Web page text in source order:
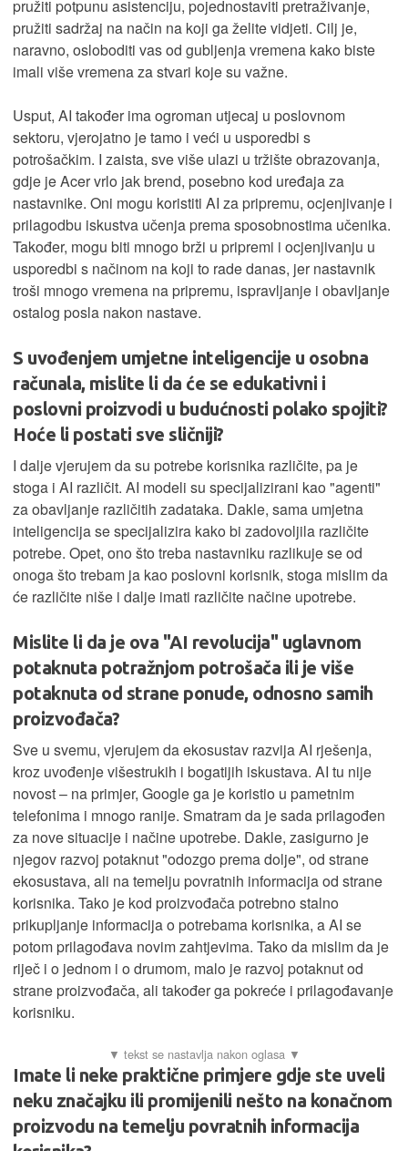
pružiti potpunu asistenciju, pojednostaviti pretraživanje,
pružiti sadržaj na način na koji ga želite vidjeti. Cilj je,
naravno, osloboditi vas od gubljenja vremena kako biste
imali više vremena za stvari koje su važne.
Usput, AI također ima ogroman utjecaj u poslovnom
sektoru, vjerojatno je tamo i veći u usporedbi s
potrošačkim. I zaista, sve više ulazi u tržište obrazovanja,
gdje je Acer vrlo jak brend, posebno kod uređaja za
nastavnike. Oni mogu koristiti AI za pripremu, ocjenjivanje i
prilagodbu iskustva učenja prema sposobnostima učenika.
Također, mogu biti mnogo brži u pripremi i ocjenjivanju u
usporedbi s načinom na koji to rade danas, jer nastavnik
troši mnogo vremena na pripremu, ispravljanje i obavljanje
ostalog posla nakon nastave.
S uvođenjem umjetne inteligencije u osobna
računala, mislite li da će se edukativni i
poslovni proizvodi u budućnosti polako spojiti?
Hoće li postati sve sličniji?
I dalje vjerujem da su potrebe korisnika različite, pa je
stoga i AI različit. AI modeli su specijalizirani kao "agenti"
za obavljanje različitih zadataka. Dakle, sama umjetna
inteligencija se specijalizira kako bi zadovoljila različite
potrebe. Opet, ono što treba nastavniku razlikuje se od
onoga što trebam ja kao poslovni korisnik, stoga mislim da
će različite niše i dalje imati različite načine upotrebe.
Mislite li da je ova "AI revolucija" uglavnom
potaknuta potražnjom potrošača ili je više
potaknuta od strane ponude, odnosno samih
proizvođača?
Sve u svemu, vjerujem da ekosustav razvija AI rješenja,
kroz uvođenje višestrukih i bogatijih iskustava. AI tu nije
novost – na primjer, Google ga je koristio u pametnim
telefonima i mnogo ranije. Smatram da je sada prilagođen
za nove situacije i načine upotrebe. Dakle, zasigurno je
njegov razvoj potaknut "odozgo prema dolje", od strane
ekosustava, ali na temelju povratnih informacija od strane
korisnika. Tako je kod proizvođača potrebno stalno
prikupljanje informacija o potrebama korisnika, a AI se
potom prilagođava novim zahtjevima. Tako da mislim da je
riječ i o jednom i o drumom, malo je razvoj potaknut od
strane proizvođača, ali također ga pokreće i prilagođavanje
korisniku.
Imate li neke praktične primjere gdje ste uveli
neku značajku ili promijenili nešto na konačnom
proizvodu na temelju povratnih informacija